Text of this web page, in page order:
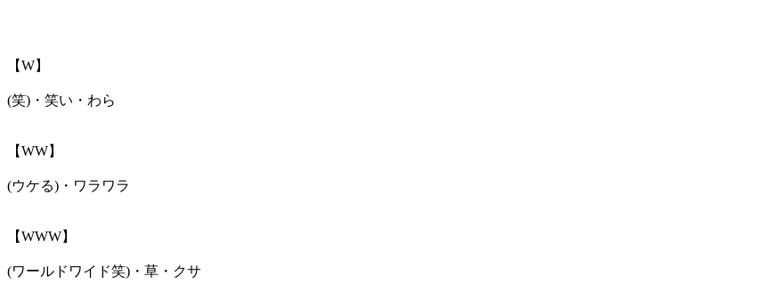
【W】
(笑)・笑い・わら
【WW】
(ウケる)・ワラワラ
【WWW】
(ワールドワイド笑)・草・クサ